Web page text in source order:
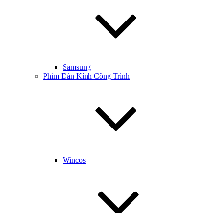
Samsung
Phim Dán Kính Công Trình
Wincos